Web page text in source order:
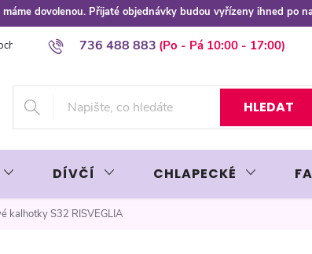
dovolenou. Přijaté objednávky budou vyřízeny ihned po
736 488 883
podmínky Podmínky ochrany osobních údajů
HLEDAT
DÍVČÍ CHLAPECKÉ
kalhotky S32 RISVEGLIA